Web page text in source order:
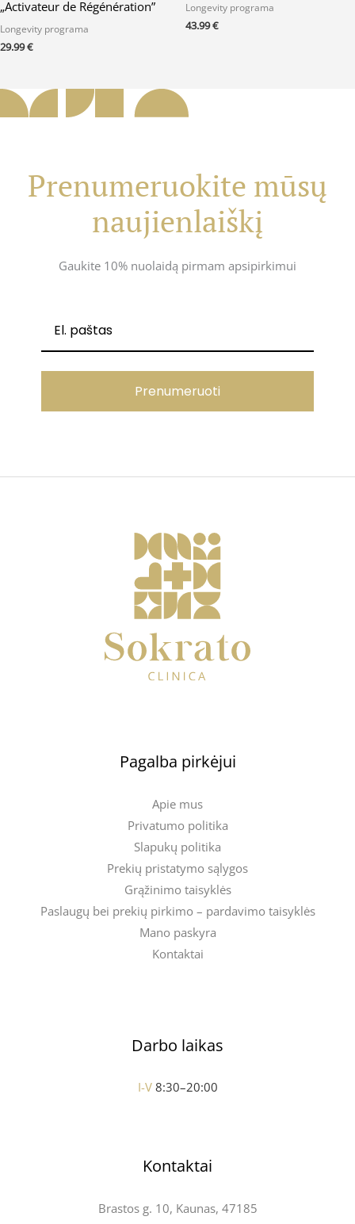
„Activateur de Régénération”
Longevity programa
29.99€
Longevity programa
43.99€
Prenumeruokite mūsų
naujienlaiškį
Gaukite 10% nuolaidą pirmam apsipirkimui
Prenumeruoti
Pagalba pirkėjui
Apie mus
Privatumo politika
Slapukų politika
Prekių pristatymo sąlygos
Grąžinimo taisyklės
Paslaugų bei prekių pirkimo – pardavimo taisyklės
Mano paskyra
Kontaktai
Darbo laikas
I-V 8:30–20:00
Kontaktai
Brastos g. 10, Kaunas, 47185